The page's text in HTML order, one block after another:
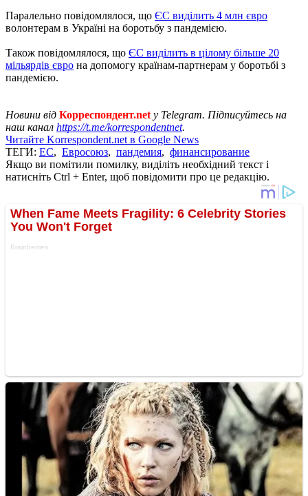
Паралельно повідомлялося, що ЄС виділить 4 млн євро
волонтерам в Україні на боротьбу з пандемією.
Також повідомлялося, що ЄС виділить в цілому більше 20
мільярдів євро на допомогу країнам-партнерам у боротьбі з
пандемією.
Новини від Корреспондент.net у Telegram. Підписуйтесь на
наш канал https://t.me/korrespondentnet.
Читайте Korrespondent.net в Google News
ТЕГИ: ЕС, Евросоюз, пандемия, финансирование
Якщо ви помітили помилку, виділіть необхідний текст і
натисніть Ctrl + Enter, щоб повідомити про це редакцію.